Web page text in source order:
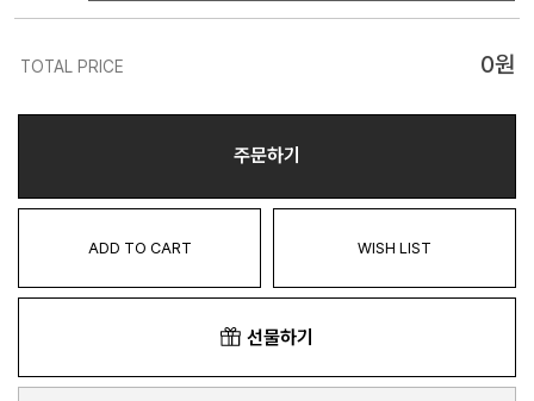
TOTAL PRICE 0원
주문하기
ADD TO CART WISH LIST
선물하기